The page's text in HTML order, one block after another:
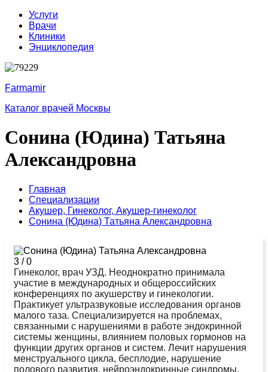
Услуги
Врачи
Клиники
Энциклопедия
Farmamir
Каталог врачей Москвы
Сонина (Юдина) Татьяна
Александровна
Главная
Специализации
Акушер, Гинеколог, Акушер-гинеколог
Сонина (Юдина) Татьяна Александровна
3 /0
Гинеколог, врач УЗД. Неоднократно принимала
участие в международных и общероссийских
конференциях по акушерству и гинекологии.
Практикует ультразвуковые исследования органов
малого таза. Специализируется на проблемах,
связанными с нарушениями в работе эндокринной
системы женщины, влиянием половых гормонов на
функции других органов и систем. Лечит нарушения
менструального цикла, бесплодие, нарушение
полового развития, нейроэндокринные синдромы.